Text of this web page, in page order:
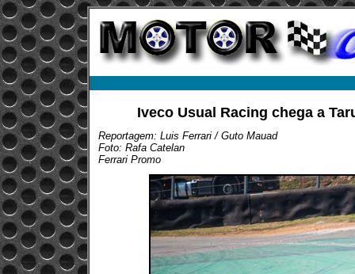
Iveco Usual Racing chega a
Reportagem: Luis Ferrari / Guto Mauad
Foto: Rafa Catelan
Ferrari Promo